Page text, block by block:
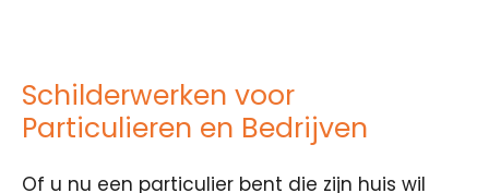
Schilderwerken voor
Particulieren en Bedrijven
Of u nu een particulier bent die zijn huis wil